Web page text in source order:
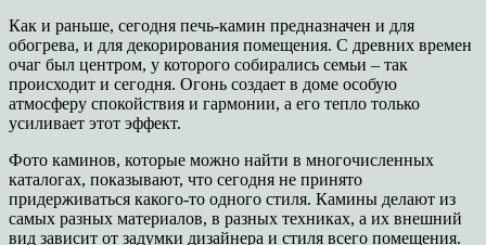
Как и раньше, сегодня печь-камин предназначен и для
обогрева, и для декорирования помещения. С древних времен
очаг был центром, у которого собирались семьи – так
происходит и сегодня. Огонь создает в доме особую
атмосферу спокойствия и гармонии, а его тепло только
усиливает этот эффект.
Фото каминов, которые можно найти в многочисленных
каталогах, показывают, что сегодня не принято
придерживаться какого-то одного стиля. Камины делают из
самых разных материалов, в разных техниках, а их внешний
вид зависит от задумки дизайнера и стиля всего помещения.